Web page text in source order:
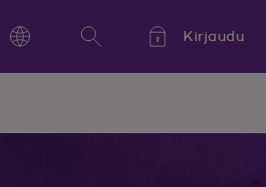
Kieli,
Language Hae
Kirjaudu